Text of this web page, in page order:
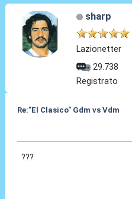
sharp
Lazionetter
29.738
Registrato
Re:"El Clasico" Gdm vs Vdm
???